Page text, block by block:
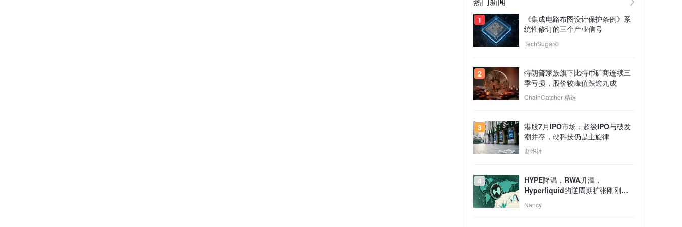
1
《集成电路布图设计保护条例》系
统性修订的三个产业信号
TechSugar©
2
特朗普家族旗下比特币矿商连续三
季亏损，股价较峰值跌逾九成
ChainCatcher 精选
3
港股7月IPO市场：超级IPO与破发
潮并存，硬科技仍是主旋律
财华社
4
HYPE降温，RWA升温，
Hyperliquid的逆周期扩张刚刚开
始？
Nancy